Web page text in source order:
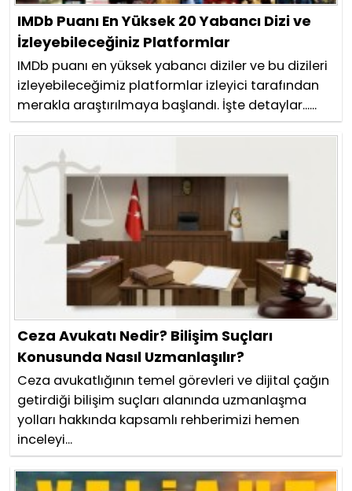
IMDb Puanı En Yüksek 20 Yabancı Dizi ve
İzleyebileceğiniz Platformlar
IMDb puanı en yüksek yabancı diziler ve bu dizileri
izleyebileceğimiz platformlar izleyici tarafından
merakla araştırılmaya başlandı. İşte detaylar......
Ceza Avukatı Nedir? Bilişim Suçları
Konusunda Nasıl Uzmanlaşılır?
Ceza avukatlığının temel görevleri ve dijital çağın
getirdiği bilişim suçları alanında uzmanlaşma
yolları hakkında kapsamlı rehberimizi hemen
inceleyi...